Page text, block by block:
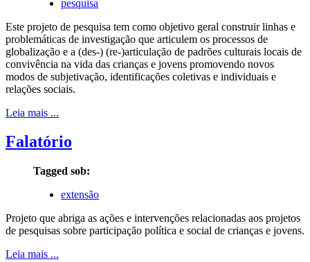
pesquisa
Este projeto de pesquisa tem como objetivo geral construir linhas e
problemáticas de investigação que articulem os processos de
globalização e a (des-) (re-)articulação de padrões culturais locais de
convivência na vida das crianças e jovens promovendo novos
modos de subjetivação, identificações coletivas e individuais e
relações sociais.
Leia mais ...
Falatório
Tagged sob:
extensão
Projeto que abriga as ações e intervenções relacionadas aos projetos
de pesquisas sobre participação política e social de crianças e jovens.
Leia mais ...